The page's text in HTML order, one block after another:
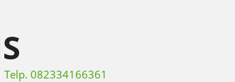
Telp. 082334166361